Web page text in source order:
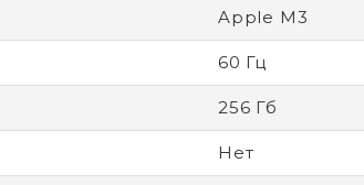
Apple M3
60 Гц
256 Гб
Нет